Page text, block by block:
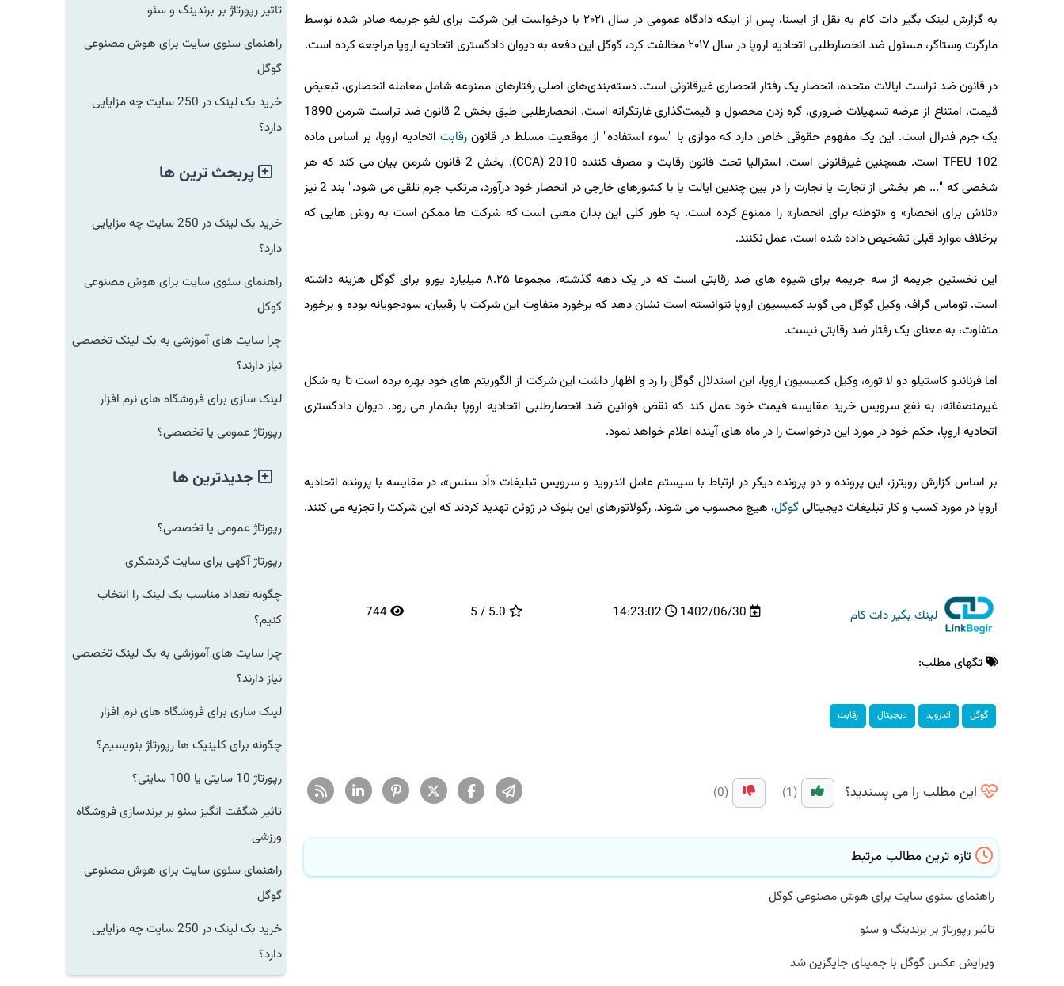
به گزارش لینک بگیر دات کام به نقل از ایسنا، پس از اینکه دادگاه عمومی در سال ۲۰۲۱ با درخواست این شرکت برای لغو جریمه صادر شده توسط
مارگرت وستاگر، مسئول ضد انحصارطلبی اتحادیه اروپا در سال ۲۰۱۷ مخالفت کرد، گوگل این دفعه به دیوان دادگستری اتحادیه اروپا مراجعه کرده است.
در قانون ضد تراست ایالات متحده، انحصار یک رفتار انحصاری غیرقانونی است. دسته‌بندی‌های اصلی رفتارهای ممنوعه شامل معامله انحصاری، تبعیض
قیمت، امتناع از عرضه تسهیلات ضروری، گره زدن محصول و قیمت‌گذاری غارتگرانه است. انحصارطلبی طبق بخش 2 قانون ضد تراست شرمن 1890
یک جرم فدرال است. این یک مفهوم حقوقی خاص دارد که موازی با "سوء استفاده" از موقعیت مسلط در قانونرقابتاتحادیه اروپا، بر اساس ماده
102 TFEU است. همچنین غیرقانونی است. استرالیا تحت قانون رقابت و مصرف کننده 2010 (CCA). بخش 2 قانون شرمن بیان می کند که هر
شخصی که "... هر بخشی از تجارت یا تجارت را در بین چندین ایالت یا با کشورهای خارجی در انحصار خود درآورد، مرتکب جرم تلقی می شود." بند 2 نیز
«تلاش برای انحصار» و «توطئه برای انحصار» را ممنوع کرده است. به طور کلی این بدان معنی است که شرکت ها ممکن است به روش هایی که
برخلاف موارد قبلی تشخیص داده شده است، عمل نکنند.
این نخستین جریمه از سه جریمه برای شیوه های ضد رقابتی است که در یک دهه گذشته، مجموعا ۸.۲۵ میلیارد یورو برای گوگل هزینه داشته
است. توماس گراف، وکیل گوگل می گوید کمیسیون اروپا نتوانسته است نشان دهد که برخورد متفاوت این شرکت با رقیبان، سودجویانه بوده و برخورد
متفاوت، به معنای یک رفتار ضد رقابتی نیست.
اما فرناندو کاستیلو دو لا توره، وکیل کمیسیون اروپا، این استدلال گوگل را رد و اظهار داشت این شرکت از الگوریتم های خود بهره برده است تا به شکل
غیرمنصفانه، به نفع سرویس خرید مقایسه قیمت خود عمل کند که نقض قوانین ضد انحصارطلبی اتحادیه اروپا بشمار می رود. دیوان دادگستری
اتحادیه اروپا، حکم خود در مورد این درخواست را در ماه های آینده اعلام خواهد نمود.
بر اساس گزارش رویترز، این پرونده و دو پرونده دیگر در ارتباط با سیستم عامل اندروید و سرویس تبلیغات «اَد سنس»، در مقایسه با پرونده اتحادیه
اروپا در مورد کسب و کار تبلیغات دیجیتالیگوگل، هیچ محسوب می شوند. رگولاتورهای این بلوک در ژوئن تهدید کردند که این شرکت را تجزیه می کنند.
لینك بگیر دات كام 1402/06/30
14:23:02
5.0 / 5
744
تگهای مطلب:
گوگل اندروید دیجیتال رقابت
این مطلب را می پسندید؟
تازه ترین مطالب مرتبط
راهنمای سئوی سایت برای هوش مصنوعی گوگل
تاثیر رپورتاژ بر برندینگ و سئو
ویرایش عکس گوگل با جمینای جایگزین شد
تاثیر رپورتاژ بر برندینگ و سئو
راهنمای سئوی سایت برای هوش مصنوعی
گوگل
خرید بک لینک در 250 سایت چه مزایایی
دارد؟
پربحث ترین ها
خرید بک لینک در 250 سایت چه مزایایی
دارد؟
راهنمای سئوی سایت برای هوش مصنوعی
گوگل
چرا سایت های آموزشی به بک لینک تخصصی
نیاز دارند؟
لینک سازی برای فروشگاه های نرم افزار
رپورتاژ عمومی یا تخصصی؟
جدیدترین ها
رپورتاژ عمومی یا تخصصی؟
رپورتاژ آگهی برای سایت گردشگری
چگونه تعداد مناسب بک لینک را انتخاب
کنیم؟
چرا سایت های آموزشی به بک لینک تخصصی
نیاز دارند؟
لینک سازی برای فروشگاه های نرم افزار
چگونه برای کلینیک ها رپورتاژ بنویسیم؟
رپورتاژ 10 سایتی یا 100 سایتی؟
تاثیر شگفت انگیز سئو بر برندسازی فروشگاه
ورزشی
راهنمای سئوی سایت برای هوش مصنوعی
گوگل
خرید بک لینک در 250 سایت چه مزایایی
دارد؟